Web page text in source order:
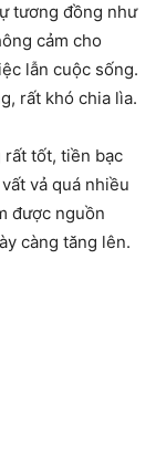
tương đồng như
cảm cho
lẫn cuộc sống.
rất khó chia lìa.
rất tốt, tiền bạc
vả quá nhiều
được nguồn
càng tăng lên.